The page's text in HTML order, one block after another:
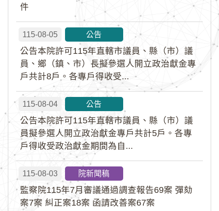
件
115-08-05 公告
公告本院許可115年直轄市議員、縣（市）議
員、鄉（鎮、市）長擬參選人開立政治獻金專
戶共計8戶。各專戶得收受...
115-08-04 公告
公告本院許可115年直轄市議員、縣（市）議
員擬參選人開立政治獻金專戶共計5戶。各專
戶得收受政治獻金期間為自...
115-08-03 院新聞稿
監察院115年7月審議通過調查報告69案 彈劾
案7案 糾正案18案 函請改善案67案